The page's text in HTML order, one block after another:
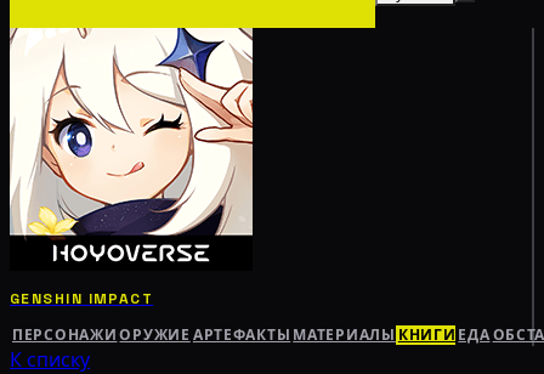
GENSHIN IMPACT
ПЕРСОНАЖИ ОРУЖИЕ АРТЕФАКТЫ МАТЕРИАЛЫ КНИГИ ЕДА
К списку